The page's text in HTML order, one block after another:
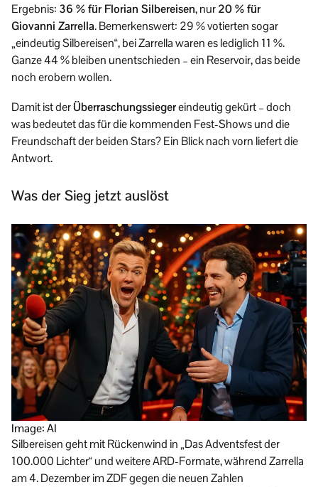
Ergebnis: 36 % für Florian Silbereisen, nur20 % für
Giovanni Zarrella. Bemerkenswert: 29 % votierten sogar
„eindeutig Silbereisen“, bei Zarrella waren es lediglich 11 %.
Ganze 44 % bleiben unentschieden – ein Reservoir, das beide
noch erobern wollen.
Damit ist derÜberraschungssiegereindeutig gekürt – doch
was bedeutet das für die kommenden Fest-Shows und die
Freundschaft der beiden Stars? Ein Blick nach vorn liefert die
Antwort.
Was der Sieg jetzt auslöst
Image: AI
Silbereisen geht mit Rückenwind in „Das Adventsfest der
100.000 Lichter“ und weitere ARD-Formate, während Zarrella
am 4. Dezember im ZDF gegen die neuen Zahlen